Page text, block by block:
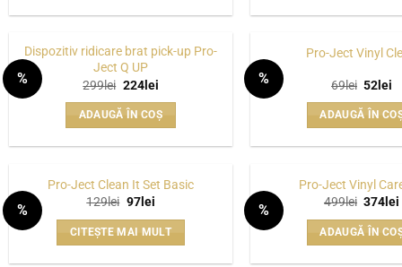
%
Dispozitiv ridicare brat pick-up Pro-
Ject Q UP
299lei Prețul
a
fost:
224leiPrețul
este:
224lei.
ADAUGĂ ÎN COȘ
%
Pro-Ject Vinyl
69lei Prețul
a
fost:
52 lei
ADAUGĂ ÎN
%
WISHLIST
Pro-Ject Clean It Set Basic
129lei Prețul
a
fost:
97leiPrețul
este:
97lei.
CITEȘTE MAI MULT
%
Pro-Ject Vinyl
499lei Prețul
a
fost:
374 lei
ADAUGĂ ÎN